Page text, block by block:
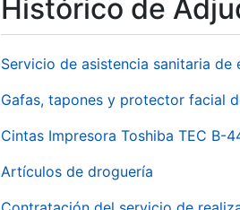
Histórico de
Servicio de asistencia sanitaria de
Gafas, tapones y protector facial
Cintas Impresora Toshiba TEC B-
Artículos de droguería